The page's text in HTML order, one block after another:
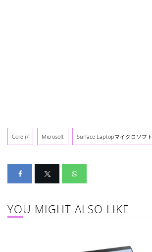
Core i7 Microsoft Surface Laptopマイクロソフト
YOU MIGHT ALSO LIKE